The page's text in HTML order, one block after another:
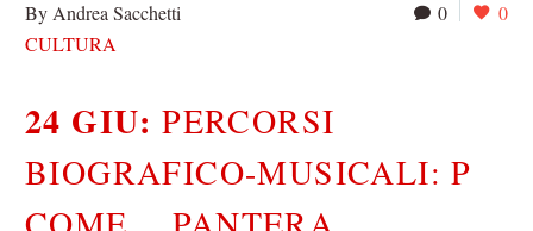
0 0
By Andrea Sacchetti
CULTURA
24 GIU:PERCORSI
BIOGRAFICO-MUSICALI: P